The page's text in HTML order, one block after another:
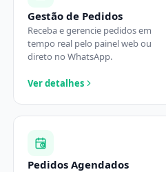
Gestão de Pedidos
Receba e gerencie pedidos em
tempo real pelo painel web ou
direto no WhatsApp.
Ver detalhes
Pedidos Agendados